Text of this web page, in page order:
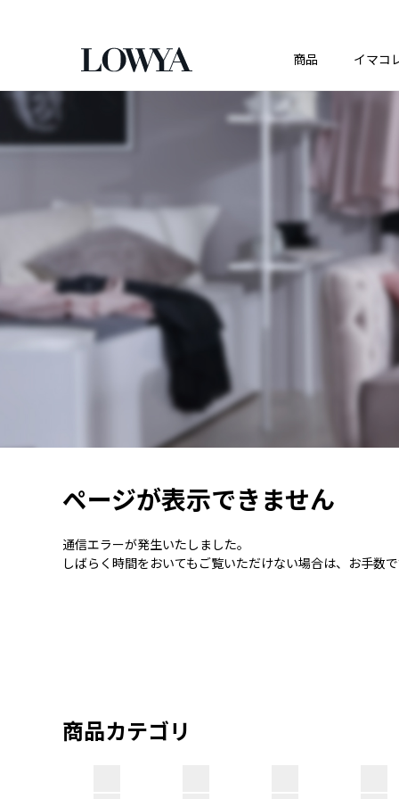
商品 イマコ
ページが表示できません
通信エラーが発生いたしました。
しばらく時間をおいてもご覧いただけない場合は、お手数
商品カテゴリ